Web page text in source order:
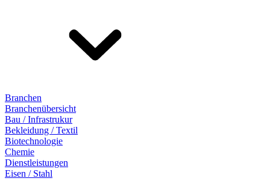
Branchen
Branchenübersicht
Bau / Infrastrukur
Bekleidung / Textil
Biotechnologie
Chemie
Dienstleistungen
Eisen / Stahl